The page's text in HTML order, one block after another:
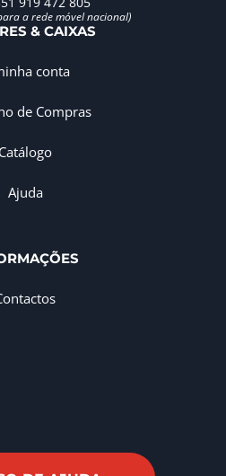
a rede móvel nacional)
& CAIXAS
conta
de Compras
Catálogo
Ajuda